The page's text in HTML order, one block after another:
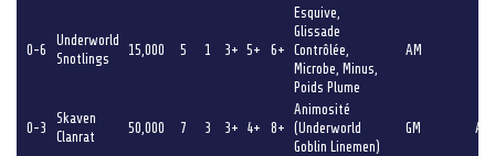
0-6
Underworld
Snotlings
15,000 5 1 3+ 5+ 6+
Esquive,
Glissade
Contrôlée,
Microbe, Minus,
Poids Plume
AM
0-3
Skaven
Clanrat
50,000 7 3 3+ 4+ 8+
Animosité
(Underworld
Goblin Linemen)
GM AS